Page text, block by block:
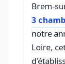
Brem-
3
notre
Loire,